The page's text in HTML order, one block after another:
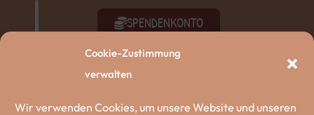
Cookie-Zustimmung
verwalten
Wir verwenden Cookies, um unsere Website und unseren
SPENDENKONTO
SACHSPENDEN